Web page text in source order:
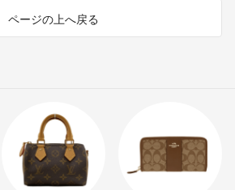
ページの上へ戻る